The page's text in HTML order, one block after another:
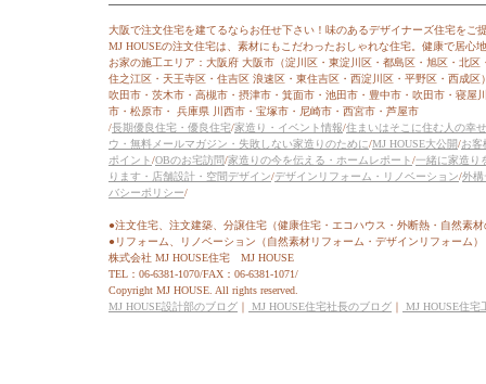
大阪で注文住宅を建てるならお任せ下さい！味のあるデザイナーズ住宅をご
MJ HOUSEの注文住宅は、素材にもこだわったおしゃれな住宅。健康で居心
お家の施工エリア：大阪府 大阪市（淀川区・東淀川区・都島区・旭区・北
住之江区・天王寺区・住吉区 浪速区・東住吉区・西淀川区・平野区・西成区
吹田市・茨木市・高槻市・摂津市・箕面市・池田市・豊中市・吹田市・寝
市・松原市・ 兵庫県 川西市・宝塚市・尼崎市・西宮市・芦屋市
/長期優良住宅・優良住宅/家造り・イベント情報/住まいはそこに住む人の幸
ウ・無料メールマガジン・失敗しない家造りのために/MJ HOUSE大公開/お客
ポイント/OBのお宅訪問/家造りの今を伝える・ホームレポート/一緒に家造り
ります・店舗設計・空間デザイン/デザインリフォーム・リノベーション/外構
バシーポリシー/
●注文住宅、注文建築、分譲住宅（健康住宅・エコハウス・外断熱・自然素
●リフォーム、リノベーション（自然素材リフォーム・デザインリフォーム）
株式会社 MJ HOUSE住宅 MJ HOUSE
TEL：06-6381-1070/FAX：06-6381-1071/
Copyright MJ HOUSE. All rights reserved.
MJ HOUSE設計部のブログ ｜ MJ HOUSE住宅社長のブログ ｜ MJ HOUSE住宅